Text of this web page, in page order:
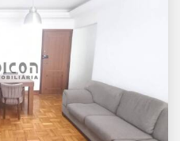
02 DORMITÓRIOS,
PAULO SP